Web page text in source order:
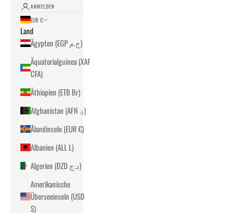
ANMELDEN
EUR €
Land
Ägypten (EGP ج.م)
Äquatorialguinea (XAF
CFA)
Äthiopien (ETB Br)
Afghanistan (AFN ؋)
Ålandinseln (EUR €)
Albanien (ALL L)
Algerien (DZD د.ج)
Amerikanische
Überseeinseln (USD
$)